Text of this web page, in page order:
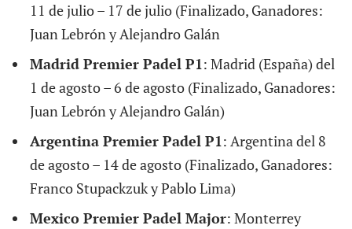
11 de julio – 17 de julio (Finalizado, Ganadores:
Juan Lebrón y Alejandro Galán
Madrid Premier Padel P1: Madrid (España) del
1 de agosto – 6 de agosto (Finalizado, Ganadores:
Juan Lebrón y Alejandro Galán)
Argentina Premier Padel P1: Argentina del 8
de agosto – 14 de agosto (Finalizado, Ganadores:
Franco Stupackzuk y Pablo Lima)
Mexico Premier Padel Major: Monterrey